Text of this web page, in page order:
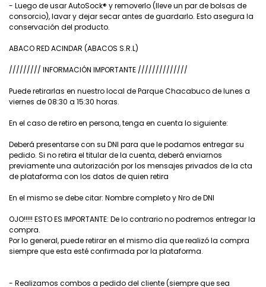
- Luego de usar AutoSock® y removerlo (lleve un par de bolsas de
consorcio), lavar y dejar secar antes de guardarlo. Esto asegura la
conservación del producto.
ABACO RED ACINDAR (ABACOS S.R.L)
///////// INFORMACIÓN IMPORTANTE //////////////
Puede retirarlas en nuestro local de Parque Chacabuco de lunes a
viernes de 08:30 a 15:30 horas.
En el caso de retiro en persona, tenga en cuenta lo siguiente:
Deberá presentarse con su DNI para que le podamos entregar su
pedido. Si no retira el titular de la cuenta, deberá enviarnos
previamente una autorización por los mensajes privados de la cta
de plataforma con los datos de quien retira
En el mismo se debe citar: Nombre completo y Nro de DNI
OJO!!!!! ESTO ES IMPORTANTE: De lo contrario no podremos entregar la
compra.
Por lo general, puede retirar en el mismo día que realizó la compra
siempre que esta esté confirmada por la plataforma.
- Realizamos combos a pedido del cliente (siempre que sea